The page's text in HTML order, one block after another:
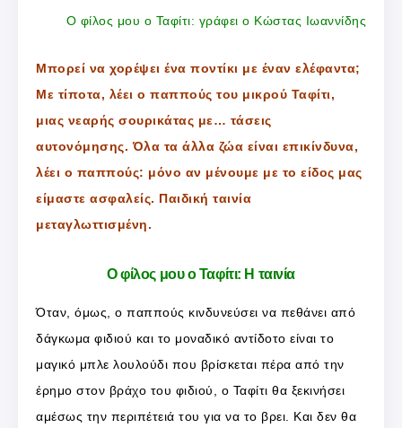
Ο φίλος μου ο Ταφίτι: γράφει ο Κώστας Ιωαννίδης
Μπορεί να χορέψει ένα ποντίκι με έναν ελέφαντα;
Με τίποτα, λέει ο παππούς του μικρού Ταφίτι,
μιας νεαρής σουρικάτας με… τάσεις
αυτονόμησης. Όλα τα άλλα ζώα είναι επικίνδυνα,
λέει ο παππούς: μόνο αν μένουμε με το είδος μας
είμαστε ασφαλείς. Παιδική ταινία
μεταγλωττισμένη.
Ο φίλος μου ο Ταφίτι: Η ταινία
Όταν, όμως, ο παππούς κινδυνεύσει να πεθάνει από
δάγκωμα φιδιού και το μοναδικό αντίδοτο είναι το
μαγικό μπλε λουλούδι που βρίσκεται πέρα από την
έρημο στον βράχο του φιδιού, ο Ταφίτι θα ξεκινήσει
αμέσως την περιπέτειά του για να το βρει. Και δεν θα